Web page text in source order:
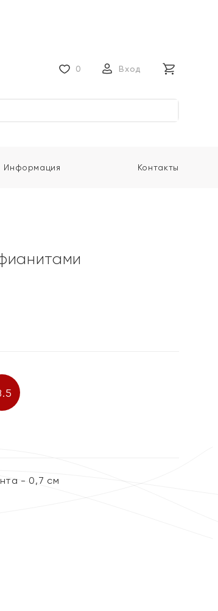
0 Вход
Информация Контакты
- 0,7 см